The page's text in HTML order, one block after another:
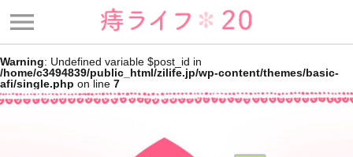
menu
Warning: Undefined variable $post_id in
/home/c3494839/public_html/zilife.jp/wp-content/themes/basic-
afi/single.php on line 7